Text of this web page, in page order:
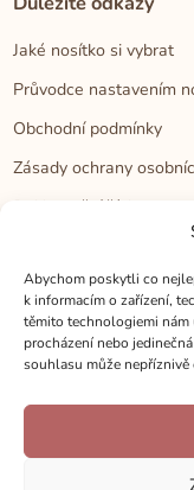
Abychom poskytli co
k informacím o zařízení,
těmito technologiemi nám
procházení nebo
souhlasu může
Jaké nosítko si vybrat
Průvodce nastavením
Obchodní podmínky
Zásady ochrany
Reklamační řád
Kontakt
Kontakt
Zákaznická podpora